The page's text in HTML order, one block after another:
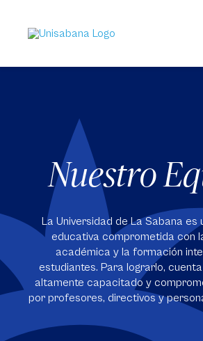
contenido
principal
Nuestro
La Universidad de La Sabana es
educativa comprometida con
académica y la formación
estudiantes. Para lograrlo,
altamente capacitado y
por profesores, directivos y